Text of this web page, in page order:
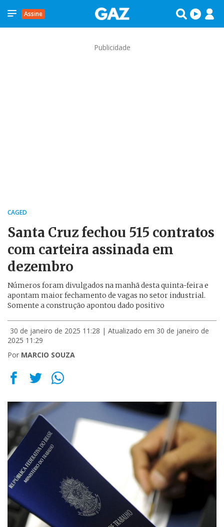
Assine
Publicidade
CAGED
Santa Cruz fechou 515 contratos
com carteira assinada em
dezembro
Números foram divulgados na manhã desta quinta-feira e
apontam maior fechamento de vagas no setor industrial.
Somente a construção apontou dado positivo
30 de janeiro de 2025 11:28 | Atualizado em 30 de janeiro de
2025 11:29
Por MARCIO SOUZA